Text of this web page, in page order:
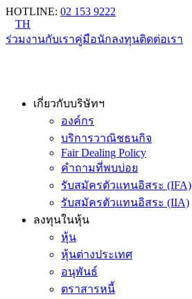
HOTLINE: 02 153 9222
TH
ร่วมงานกับเราคู่มือนักลงทุนติดต่อเรา
เกี่ยวกับบริษัทฯ
องค์กร
บริการวาณิชธนกิจ
Fair Dealing Policy
คำถามที่พบบ่อย
รับสมัครตัวแทนอิสระ (IFA)
รับสมัครตัวแทนอิสระ (IIA)
ลงทุนในหุ้น
หุ้น
หุ้นต่างประเทศ
อนุพันธ์
ตราสารหนี้